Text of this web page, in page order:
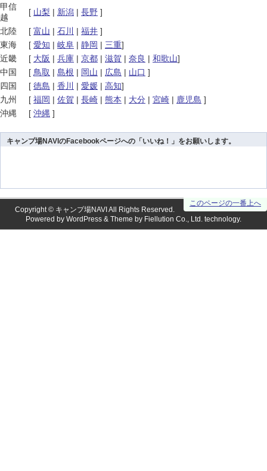
甲信
越
[ 山梨 | 新潟 | 長野 ]
北陸
[ 富山 | 石川 | 福井 ]
東海
[ 愛知 | 岐阜 | 静岡 | 三重]
近畿
[ 大阪 | 兵庫 | 京都 | 滋賀 | 奈良 | 和歌山]
中国
[ 鳥取 | 島根 | 岡山 | 広島 | 山口 ]
四国
[ 徳島 | 香川 | 愛媛 | 高知]
九州
[ 福岡 | 佐賀 | 長崎 | 熊本 | 大分 | 宮崎 | 鹿児島 ]
沖縄
[ 沖縄 ]
キャンプ場NAVIのFacebookページへの「いいね！」をお願いします。
このページの一番上へ
Copyright © キャンプ場NAVI All Rights Reserved.
Powered by WordPress & Theme by Fiellution Co., Ltd. technology.